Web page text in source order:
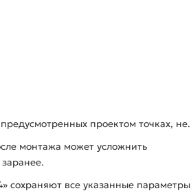
проектом точках, не.
монтажа может усложнить
сохраняют все указанные параметры